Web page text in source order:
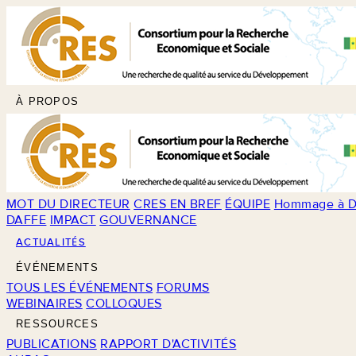
À PROPOS
MOT DU DIRECTEUR CRES EN BREF ÉQUIPE Hommage à
DAFFE IMPACT GOUVERNANCE
ACTUALITÉS
ÉVÉNEMENTS
TOUS LES ÉVÉNEMENTS FORUMS
WEBINAIRES COLLOQUES
RESSOURCES
PUBLICATIONS RAPPORT D'ACTIVITÉS